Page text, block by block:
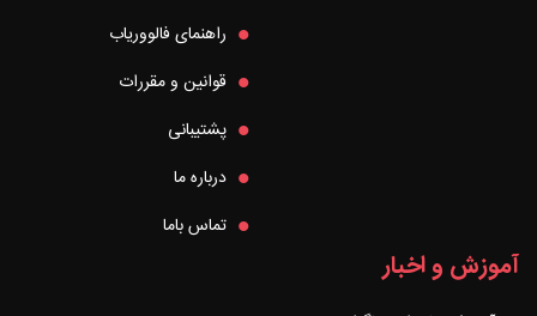
راهنمای فالووریاب
قوانین و مقررات
پشتیبانی
درباره ما
تماس باما
آموزش و اخبار